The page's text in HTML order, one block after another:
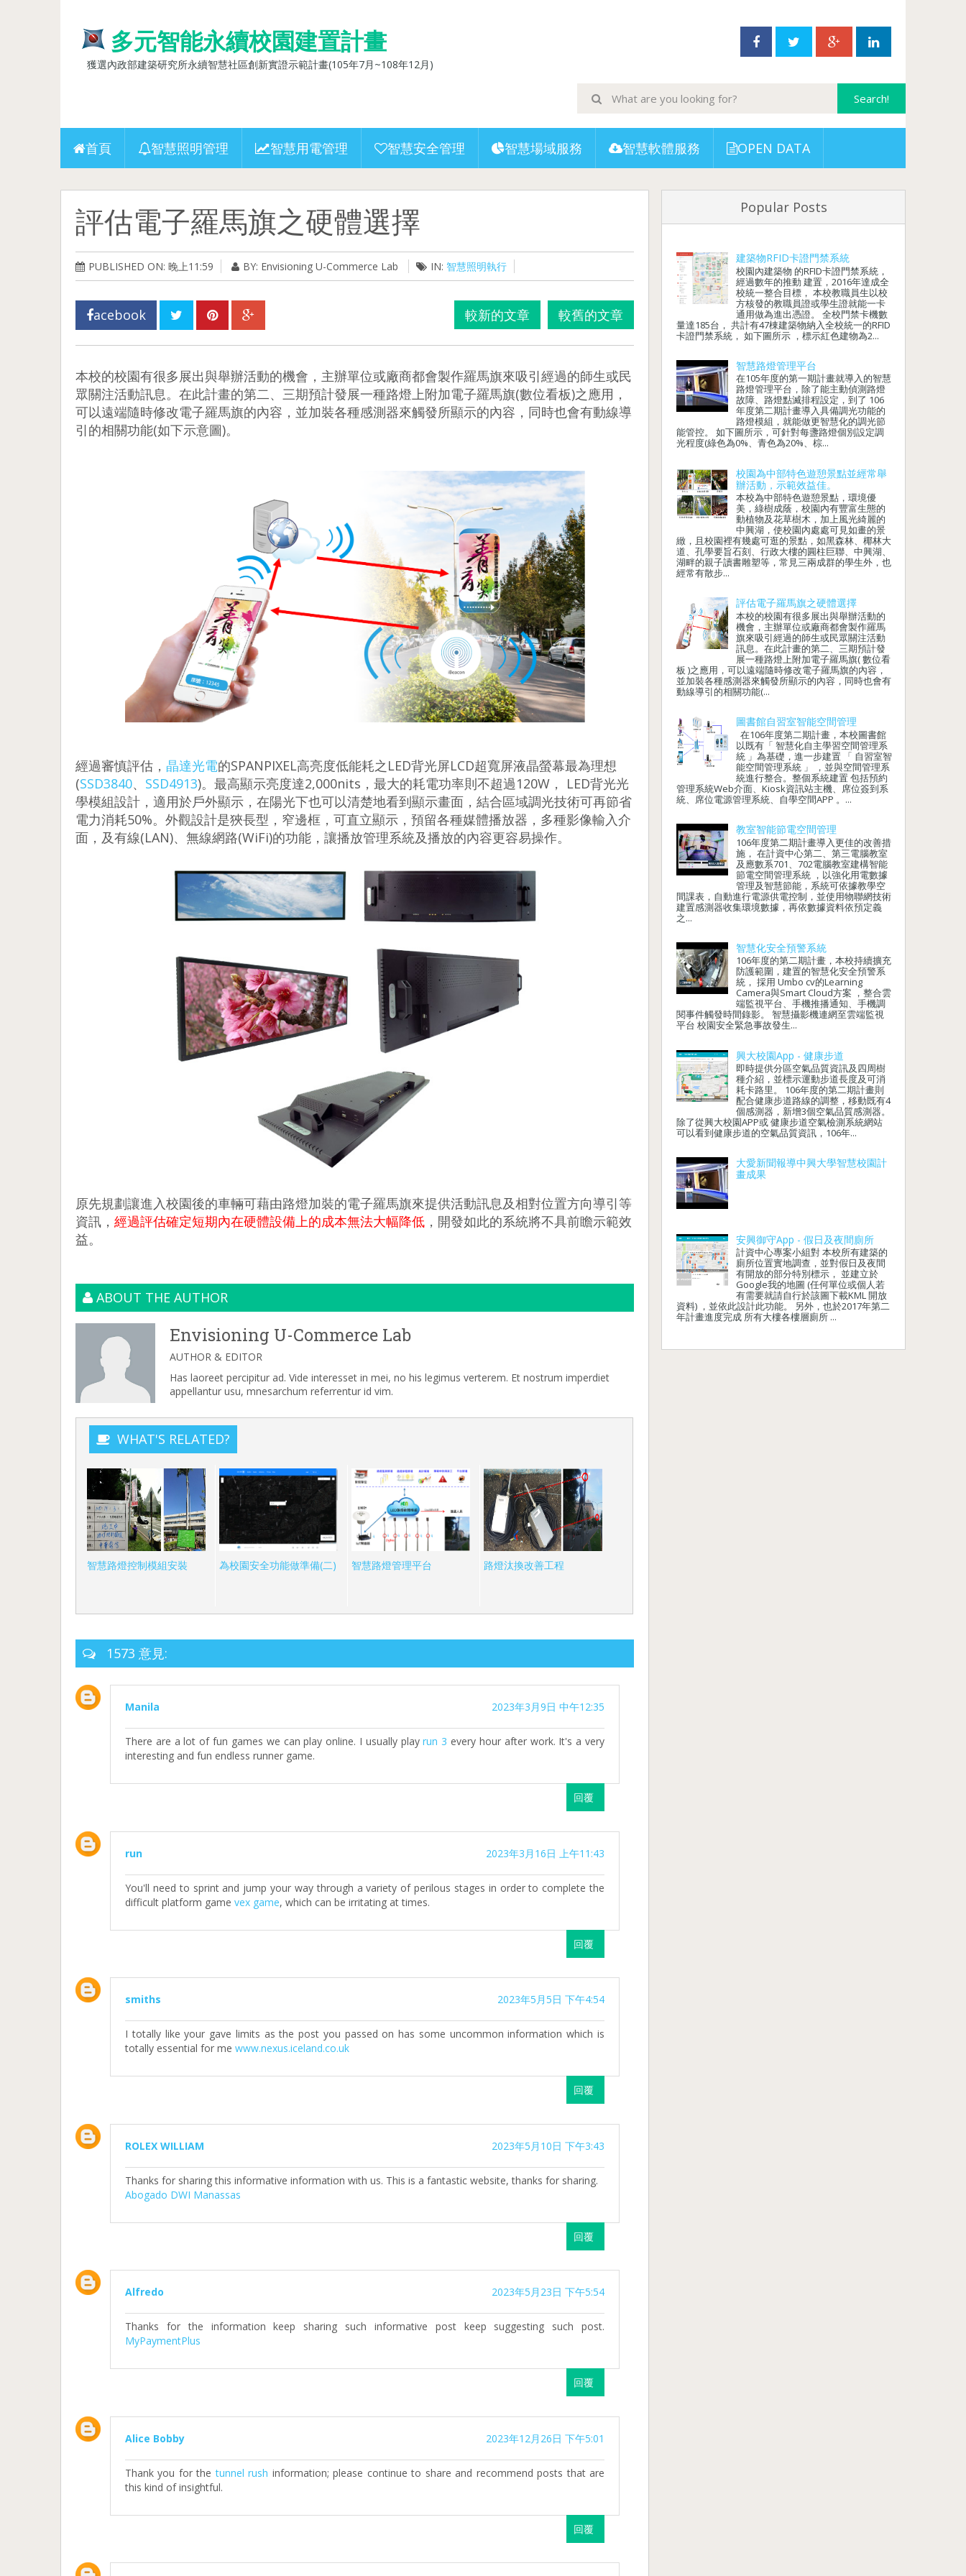
多元智能永續校園建置計畫
獲選內政部建築研究所永續智慧社區創新實證示範計畫(105年7月~108年12月)
首頁 智慧照明管理 智慧用電管理 智慧安全管理 智慧場域服務 智慧軟體服務 OPEN DATA
評估電子羅馬旗之硬體選擇
PUBLISHED ON: 晚上11:59 BY: Envisioning U-Commerce Lab IN: 智慧照明執行
acebook 較新的文章 較舊的文章
本校的校園有很多展出與舉辦活動的機會，主辦單位或廠商都會製作羅馬旗來吸引經過的師生或民
眾關注活動訊息。在此計畫的第二、三期預計發展一種路燈上附加電子羅馬旗(數位看板)之應用，
可以遠端隨時修改電子羅馬旗的內容，並加裝各種感測器來觸發所顯示的內容，同時也會有動線導
引的相關功能(如下示意圖)。
經過審慎評估， 晶達光電的SPANPIXEL高亮度低能耗之LED背光屏LCD超寬屏液晶螢幕最為理想
(SSD3840、 SSD4913)。最高顯示亮度達2,000nits，最大的耗電功率則不超過120W， LED背光光
學模組設計，適用於戶外顯示，在陽光下也可以清楚地看到顯示畫面，結合區域調光技術可再節省
電力消耗50%。外觀設計是狹長型，窄邊框，可直立顯示，預留各種媒體播放器，多種影像輸入介
面，及有線(LAN)、無線網路(WiFi)的功能，讓播放管理系統及播放的內容更容易操作。
原先規劃讓進入校園後的車輛可藉由路燈加裝的電子羅馬旗來提供活動訊息及相對位置方向導引等
資訊， 經過評估確定短期內在硬體設備上的成本無法大幅降低 ，開發如此的系統將不具前瞻示範效
益。
ABOUT THE AUTHOR
Envisioning U-Commerce Lab
AUTHOR & EDITOR
Has laoreet percipitur ad. Vide interesset in mei, no his legimus verterem. Et nostrum imperdiet
appellantur usu, mnesarchum referrentur id vim.
WHAT'S RELATED?
智慧路燈控制模組安裝 為校園安全功能做準備(二) 智慧路燈管理平台 路燈汰換改善工程
1573 意見:
Manila 2023年3月9日 中午12:35
There are a lot of fun games we can play online. I usually playrun 3 every hour after work. It's a very
interesting and fun endless runner game.
回覆
run 2023年3月16日 上午11:43
You'll need to sprint and jump your way through a variety of perilous stages in order to complete the
difficult platform game vex game, which can be irritating at times.
回覆
smiths 2023年5月5日 下午4:54
I totally like your gave limits as the post you passed on has some uncommon information which is
totally essential for me www.nexus.iceland.co.uk
回覆
ROLEX WILLIAM 2023年5月10日 下午3:43
Thanks for sharing this informative information with us. This is a fantastic website, thanks for sharing.
Abogado DWI Manassas
回覆
Alfredo 2023年5月23日 下午5:54
Thanks for the information keep sharing such informative post keep suggesting such post.
MyPaymentPlus
回覆
Alice Bobby 2023年12月26日 下午5:01
Thank you for thetunnel rush information; please continue to share and recommend posts that are
this kind of insightful.
回覆
Popular Posts
建築物RFID卡證門禁系統
校園內建築物 的RFID卡證門禁系統，
經過數年的推動 建置，2016年達成全
校統一整合目標， 本校教職員生以校
方核發的教職員證或學生證就能一卡
通用做為進出憑證。 全校門禁卡機數
量達185台， 共計有47棟建築物納入全校統一的RFID
卡證門禁系統， 如下圖所示 ，標示紅色建物為2...
智慧路燈管理平台
在105年度的第一期計畫就導入的智慧
路燈管理平台，除了能主動偵測路燈
故障、路燈點滅排程設定，到了 106
年度第二期計畫導入具備調光功能的
路燈模組，就能做更智慧化的調光節
能管控。 如下圖所示，可針對每盞路燈個別設定調
光程度(綠色為0%、青色為20%、棕...
校園為中部特色遊憩景點並經常舉
辦活動，示範效益佳。
本校為中部特色遊憩景點，環境優
美，綠樹成蔭，校園內有豐富生態的
動植物及花草樹木，加上風光綺麗的
中興湖，使校園內處處可見如畫的景
緻，且校園裡有幾處可逛的景點，如黑森林、椰林大
道、孔學要旨石刻、行政大樓的圓柱巨聯、中興湖、
湖畔的親子讀書雕塑等，常見三兩成群的學生外，也
經常有散步...
評估電子羅馬旗之硬體選擇
本校的校園有很多展出與舉辦活動的
機會，主辦單位或廠商都會製作羅馬
旗來吸引經過的師生或民眾關注活動
訊息。在此計畫的第二、三期預計發
展一種路燈上附加電子羅馬旗( 數位看
板 )之應用，可以遠端隨時修改電子羅馬旗的內容，
並加裝各種感測器來觸發所顯示的內容，同時也會有
動線導引的相關功能(...
圖書館自習室智能空間管理
在106年度第二期計畫，本校圖書館
以既有「 智慧化自主學習空間管理系
統 」為基礎，進一步建置 「 自習室智
能空間管理系統 」 ，並與空間管理系
統進行整合。整個系統建置 包括預約
管理系統Web介面、Kiosk資訊站主機、席位簽到系
統、席位電源管理系統、自學空間APP 。...
教室智能節電空間管理
106年度第二期計畫導入更佳的改善措
施， 在計資中心第二、第三電腦教室
及應數系701、702電腦教室建構智能
節電空間管理系統 ，以強化用電數據
管理及智慧節能，系統可依據教學空
間課表，自動進行電源供電控制，並使用物聯網技術
建置感測器收集環境數據，再依數據資料依預定義
之...
智慧化安全預警系統
106年度的第二期計畫，本校持續擴充
防護範圍，建置的智慧化安全預警系
統， 採用 Umbo cv的Learning
Camera與Smart Cloud方案 ，整合雲
端監視平台、手機推播通知、手機調
閱事件觸發時間錄影。 智慧攝影機連網至雲端監視
平台 校園安全緊急事故發生...
興大校園App - 健康步道
即時提供分區空氣品質資訊及四周樹
種介紹，並標示運動步道長度及可消
耗卡路里。 106年度的第二期計畫則
配合健康步道路線的調整，移動既有4
個感測器，新增3個空氣品質感測器。
除了從興大校園APP或 健康步道空氣檢測系統網站
可以看到健康步道的空氣品質資訊，106年...
大愛新聞報導中興大學智慧校園計
畫成果
安興御守App - 假日及夜間廁所
計資中心專案小組對 本校所有建築的
廁所位置實地調查，並對假日及夜間
有開放的部分特別標示， 並建立於
Google我的地圖 (任何單位或個人若
有需要就請自行於該圖下載KML 開放
資料) ，並依此設計此功能。 另外，也於2017年第二
年計畫進度完成 所有大樓各樓層廁所 ...